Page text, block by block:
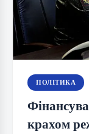
ПОЛІТИКА
крахом